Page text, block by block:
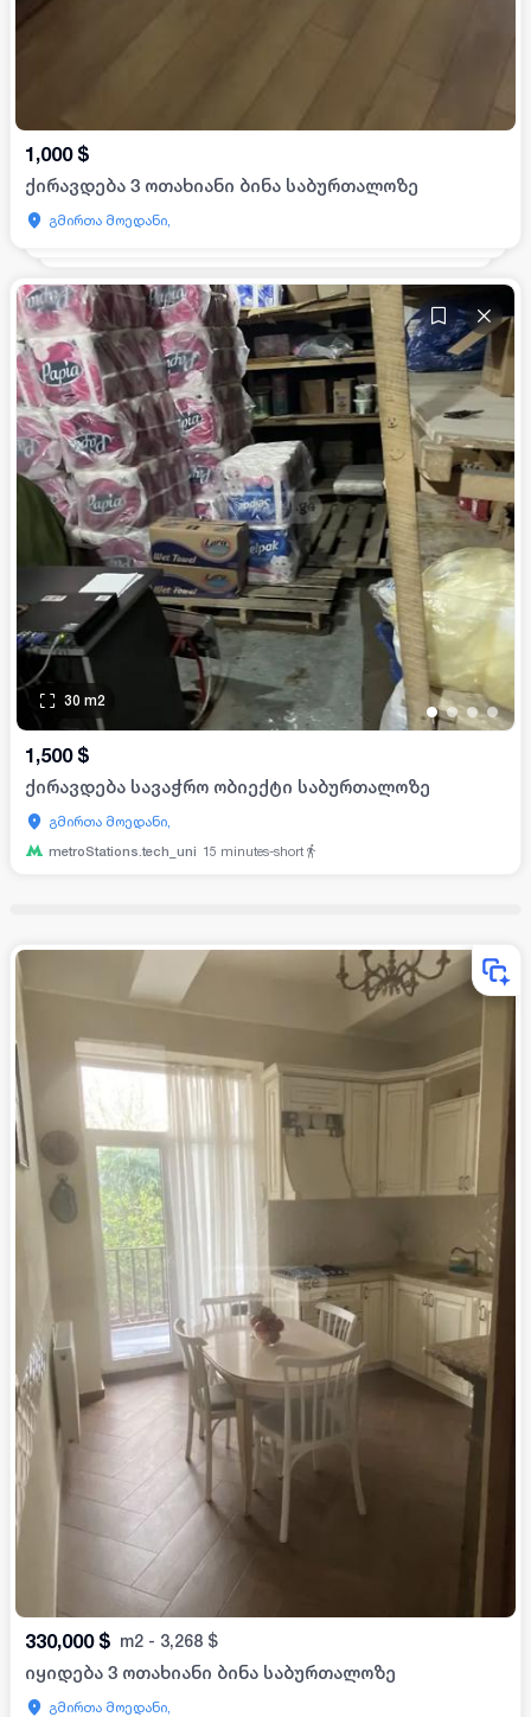
1,000 $
ქირავდება 3 ოთახიანი ბინა საბურთალოზე
გმირთა მოედანი,
••••
30 m2
1,500 $
ქირავდება სავაჭრო ობიექტი საბურთალოზე
გმირთა მოედანი,
metroStations.tech_uni 15 minutes-short
330,000 $ m2 - 3,268 $
იყიდება 3 ოთახიანი ბინა საბურთალოზე
გმირთა მოედანი,